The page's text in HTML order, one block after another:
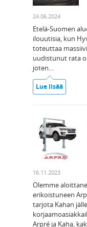
24.06.2024
Etelä-Suomen
ilouutisia, kun
toteuttaa
uudistunut rata
joten…
Lue lisää
16.11.2023
Olemme
erikoistuneen
tarjota Kahan
Arpré ja Kaha,